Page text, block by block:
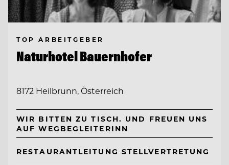
TOP ARBEITGEBER
Naturhotel Bauernhofer
8172 Heilbrunn, Österreich
WIR BITTEN ZU TISCH. UND FREUEN UNS
AUF WEGBEGLEITERINN
RESTAURANTLEITUNG STELLVERTRETUNG